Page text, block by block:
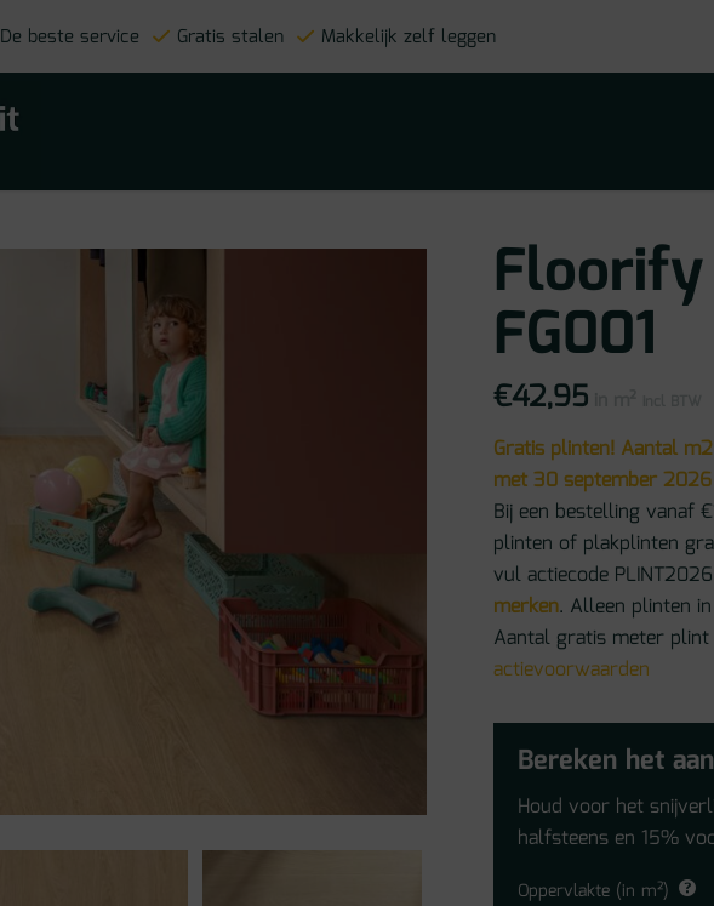
De beste service Gratis stalen Makkelijk zelf leggen
FG001
€42,95
Gratis plinten! Aantal
met 30 september 2026
Bij een bestelling vanaf
plinten of plakplinten
vul actiecode
merken. Alleen plinten
Aantal gratis meter
actievoorwaarden
Bereken het
Houd voor het
halfsteens en 15%
Oppervlakte (in m²)